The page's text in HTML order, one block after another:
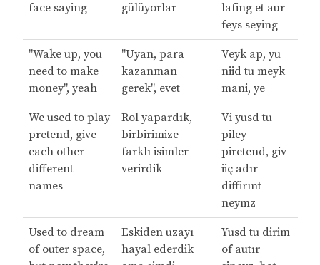
face saying
gülüyorlar
lafing et aur
feys seying
"Wake up, you
need to make
money", yeah
"Uyan, para
kazanman
gerek", evet
Veyk ap, yu
niid tu meyk
mani, ye
We used to play
pretend, give
each other
different
names
Rol yapardık,
birbirimize
farklı isimler
verirdik
Vi yusd tu
piley
piretend, giv
iiç adır
diffirınt
neymz
Used to dream
of outer space,
Eskiden uzayı
hayal ederdik
Yusd tu dirim
of autır